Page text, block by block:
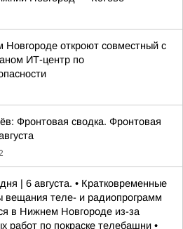
откроют совместный с
ИТ-центр по
Фронтовая сводка. Фронтовая
| 6 августа. • Кратковременные
вещания теле- и радиопрограмм
в Нижнем Новгороде из-за
работ по покраске телебашни •